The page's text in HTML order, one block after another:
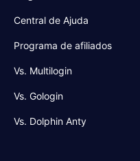
Central de Ajuda
Programa de afiliados
Vs. Multilogin
Vs. Gologin
Vs. Dolphin Anty